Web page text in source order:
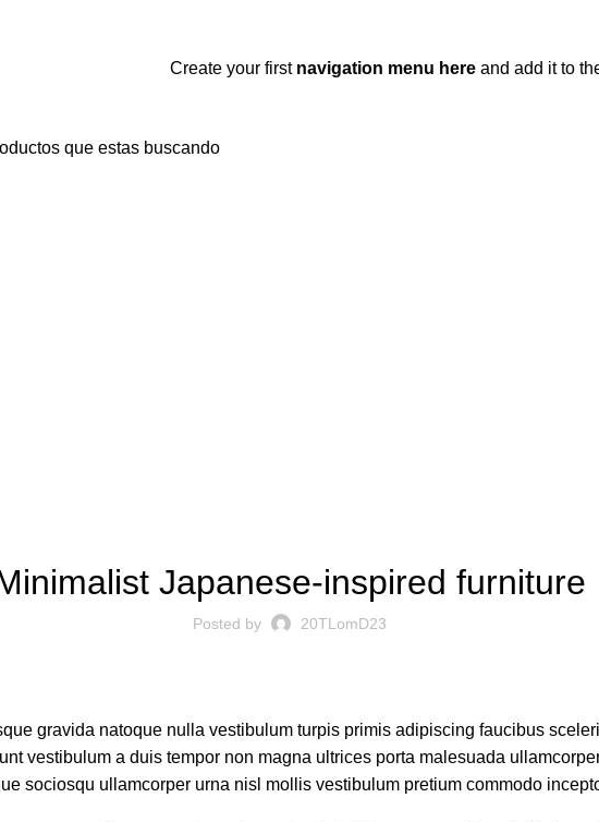
Create your first navigation menu hereand add it to
Japanese-inspired furniture
Posted by 20TLomD23
gravida natoque nulla vestibulum turpis primis adipiscing faucibus
vestibulum a duis tempor non magna ultrices porta malesuada
sociosqu ullamcorper urna nisl mollis vestibulum pretium commodo
que estas buscando